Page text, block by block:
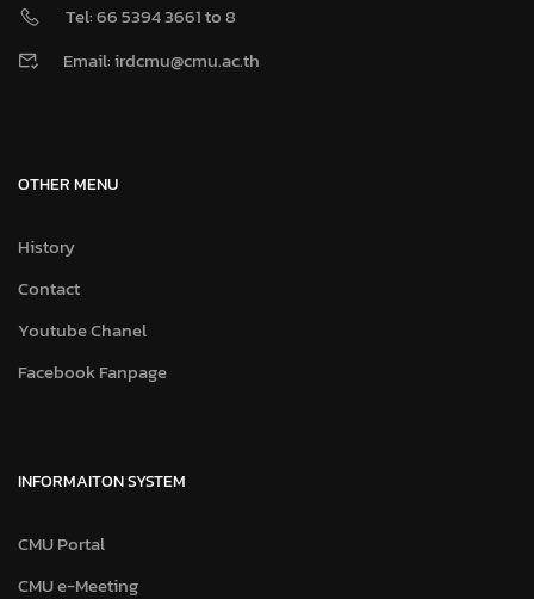
Tel: 66 5394 3661 to 8
Email: irdcmu@cmu.ac.th
OTHER MENU
History
Contact
Youtube Chanel
Facebook Fanpage
INFORMAITON SYSTEM
CMU Portal
CMU e-Meeting